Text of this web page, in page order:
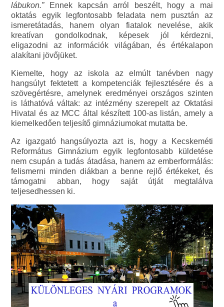
lábukon.”Ennek kapcsán arról beszélt, hogy a mai
oktatás egyik legfontosabb feladata nem pusztán az
ismeretátadás, hanem olyan fiatalok nevelése, akik
kreatívan gondolkodnak, képesek jól kérdezni,
eligazodni az információk világában, és értékalapon
alakítani jövőjüket.
Kiemelte, hogy az iskola az elmúlt tanévben nagy
hangsúlyt fektetett a kompetenciák fejlesztésére és a
szövegértésre, amelynek eredményei országos szinten
is láthatóvá váltak: az intézmény szerepelt az Oktatási
Hivatal és az MCC által készített 100-as listán, amely a
kiemelkedően teljesítő gimnáziumokat mutatta be.
Az igazgató hangsúlyozta azt is, hogy a Kecskeméti
Református Gimnázium egyik legfontosabb küldetése
nem csupán a tudás átadása, hanem az emberformálás:
felismerni minden diákban a benne rejlő értékeket, és
támogatni abban, hogy saját útját megtalálva
teljesedhessen ki.